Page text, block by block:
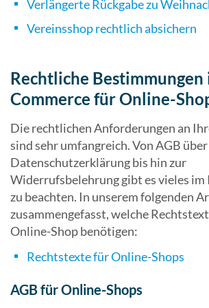
Verlängerte Rückgabe zu
Vereinsshop rechtlich absichern
Rechtliche Bestimmungen
Commerce für Online-
Die rechtlichen Anforderungen an
sind sehr umfangreich. Von AGB
Datenschutzerklärung bis hin zur
Widerrufsbelehrung gibt es vieles
zu beachten. In unserem folgenden
zusammengefasst, welche
Online-Shop benötigen:
Rechtstexte für Online-Shops
AGB für Online-Shops